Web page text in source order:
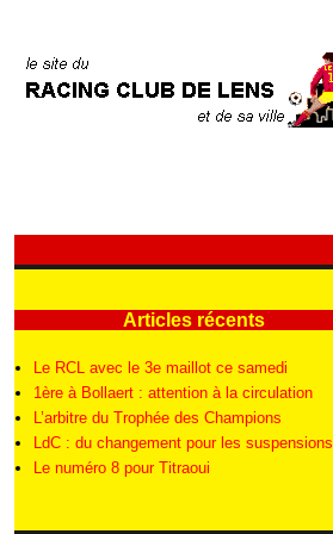
Articles récents
Le RCL avec le 3e maillot ce samedi
1ère à Bollaert : attention à la circulation
L’arbitre du Trophée des Champions
LdC : du changement pour les suspensions
Le numéro 8 pour Titraoui